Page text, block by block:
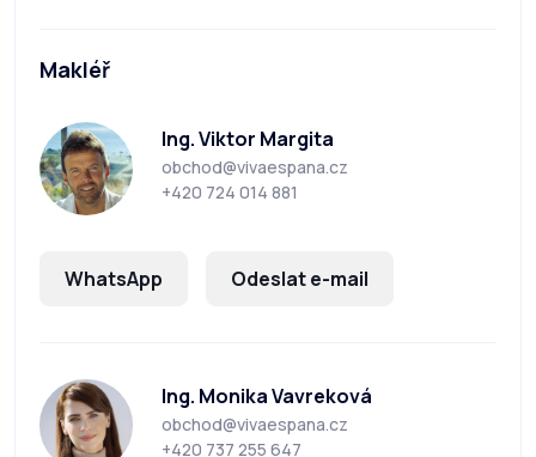
Makléř
Ing. Viktor Margita
obchod@vivaespana.cz
+420 724 014 881
WhatsApp Odeslat e-mail
Ing. Monika Vavreková
obchod@vivaespana.cz
+420 737 255 647